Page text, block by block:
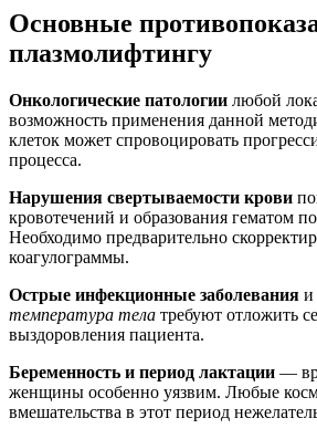
Основные
плазмолифтингу
Онкологические патологии любой
возможность применения данной
клеток может спровоцировать
процесса.
Нарушения свертываемости крови
кровотечений и образования гематом
Необходимо предварительно
коагулограммы.
Острые инфекционные заболевания и
температура тела требуют отложить
выздоровления пациента.
Беременность и период лактации —
женщины особенно уязвим. Любые
вмешательства в этот период